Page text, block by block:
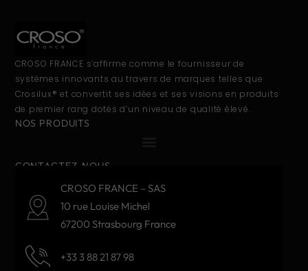
CROSO FRANCE s’affirme comme le fournisseur de
systèmes innovants au travers de marques telles que
Crosilux® et convertit ses idées et ses visions en produits
de premier rang dotés d’un niveau de qualité élevé.
NOS PRODUITS
CONTACTEZ-NOUS
CROSO FRANCE – SAS
10 rue Louise Michel
67200 Strasbourg France
+33 3 88 21 87 98